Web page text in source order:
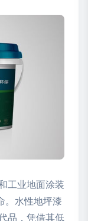
工业地面涂装
。水性地坪漆
品，凭借其低